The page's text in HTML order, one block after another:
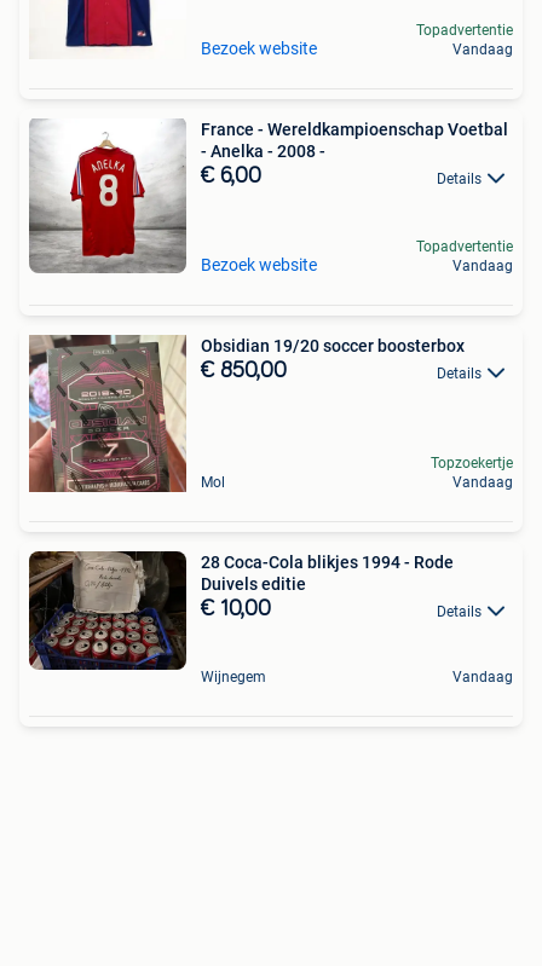
Bezoek website
Topadvertentie
Vandaag
France - Wereldkampioenschap Voetbal
- Anelka - 2008 -
€ 6,00 Details
Bezoek website
Topadvertentie
Vandaag
Obsidian 19/20 soccer boosterbox
€ 850,00 Details
Mol
Topzoekertje
Vandaag
28 Coca-Cola blikjes 1994 - Rode
Duivels editie
€ 10,00 Details
Wijnegem Vandaag